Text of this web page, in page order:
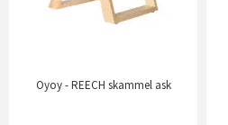
Oyoy - REECH skammel ask